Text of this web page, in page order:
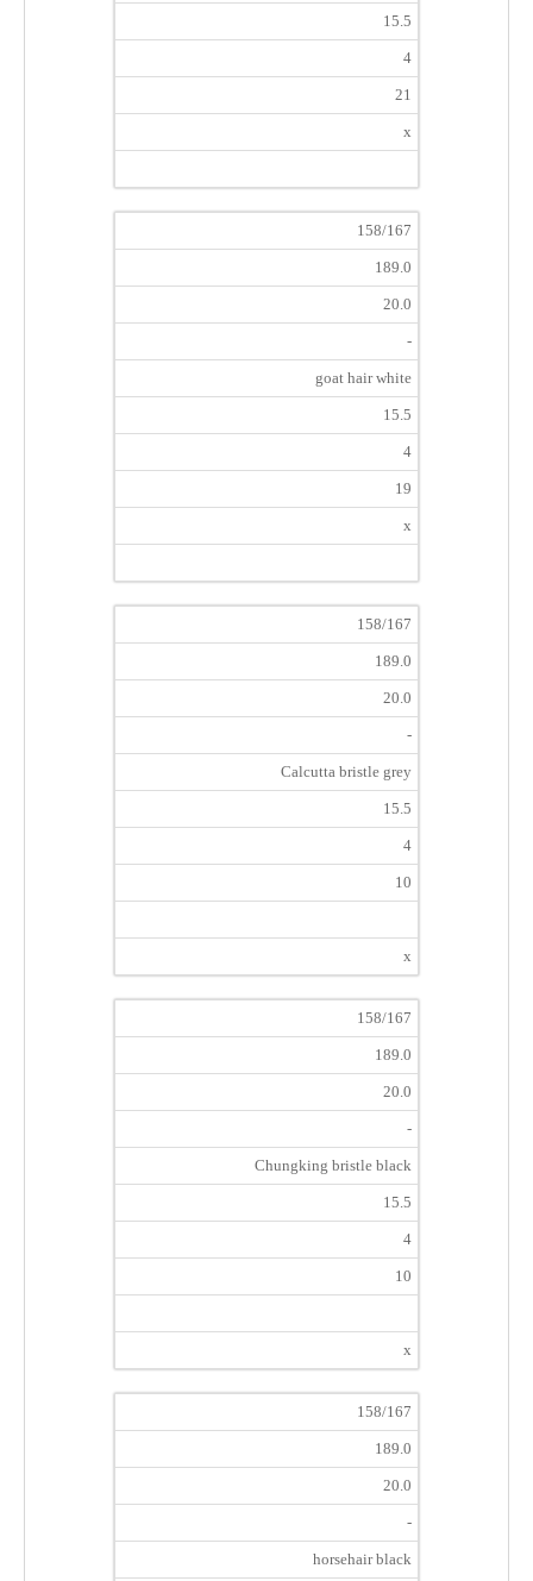
15.5
4
21
x
158/167
189.0
20.0
-
goat hair white
15.5
4
19
x
158/167
189.0
20.0
-
Calcutta bristle grey
15.5
4
10
x
158/167
189.0
20.0
-
Chungking bristle black
15.5
4
10
x
158/167
189.0
20.0
-
horsehair black